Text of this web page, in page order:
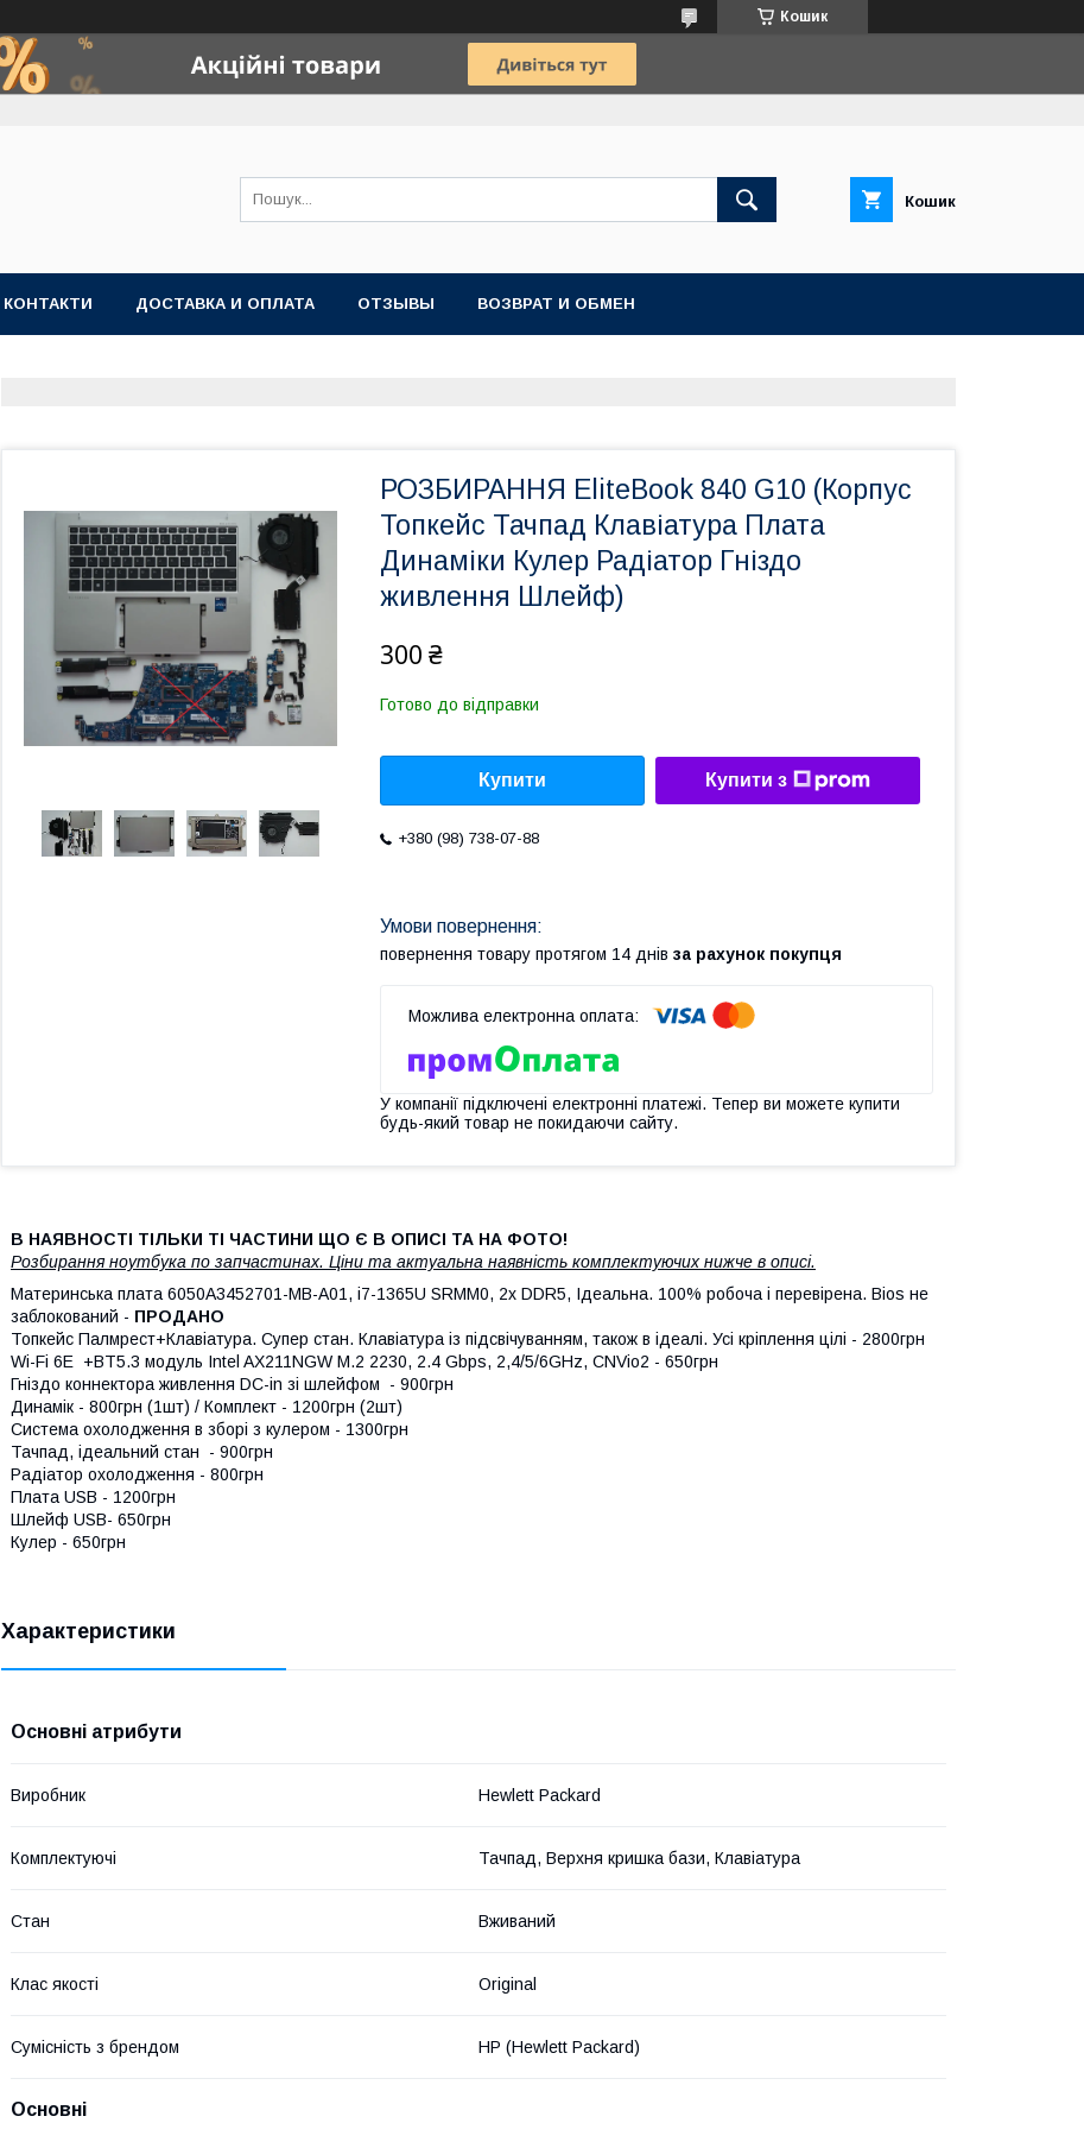
Кошик
Кошик
КОНТАКТИ ДОСТАВКА И ОПЛАТА ОТЗЫВЫ ВОЗВРАТ И ОБМЕН
РОЗБИРАННЯ EliteBook 840 G10 (Корпус
Топкейс Тачпад Клавіатура Плата
Динаміки Кулер Радіатор Гніздо
живлення Шлейф)
300 ₴
Готово до відправки
Купити Купити з
+380 (98) 738-07-88
повернення товару протягом 14 днів за рахунок покупця
У компанії підключені електронні платежі. Тепер ви можете купити
будь-який товар не покидаючи сайту.
В НАЯВНОСТІ ТІЛЬКИ ТІ ЧАСТИНИ ЩО Є В ОПИСІ ТА НА ФОТО!
Розбирання ноутбука по запчастинах. Ціни та актуальна наявність комплектуючих нижче в описі.
Материнська плата 6050A3452701-MB-A01, i7-1365U SRMM0, 2x DDR5, Ідеальна. 100% робоча і перевірена. Bios не
заблокований - ПРОДАНО
Топкейс Палмрест+Клавіатура. Супер стан. Клавіатура із підсвічуванням, також в ідеалі. Усі кріплення цілі - 2800грн
Wi-Fi 6Е +BT5.3 модуль Intel AX211NGW M.2 2230, 2.4 Gbps, 2,4/5/6GHz, CNVio2 - 650грн
Гніздо коннектора живлення DC-in зі шлейфом - 900грн
Динамік - 800грн (1шт) / Комплект - 1200грн (2шт)
Система охолодження в зборі з кулером - 1300грн
Тачпад, ідеальний стан - 900грн
Радіатор охолодження - 800грн
Плата USB - 1200грн
Шлейф USB- 650грн
Кулер - 650грн
Характеристики
Основні атрибути
Виробник Hewlett Packard
Комплектуючі Тачпад, Верхня кришка бази, Клавіатура
Стан Вживаний
Клас якості Original
Сумісність з брендом HP (Hewlett Packard)
Основні